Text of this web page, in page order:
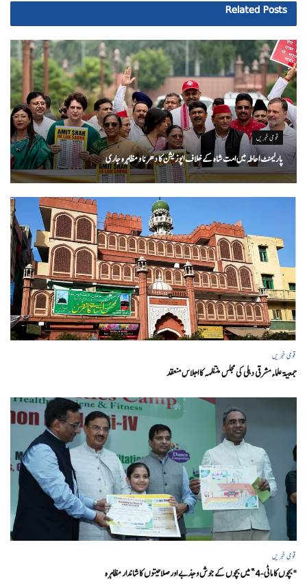
Related Posts
قومی خبریں
پارلیمنٹ احاطہ میں امت شاہ کے خلاف اپوزیشن کا دھرنا و مظاہرہ جاری
قومی خبریں
جمعیۃ علماء مشرقی دہلی کی مجلس منتظمہ کا اجلاس منعقد
قومی خبریں
"بچوں کا ماٹی-4” میں بچوں کے جوش و جذبے اور صلاحیتوں کا شاندار مظاہرہ